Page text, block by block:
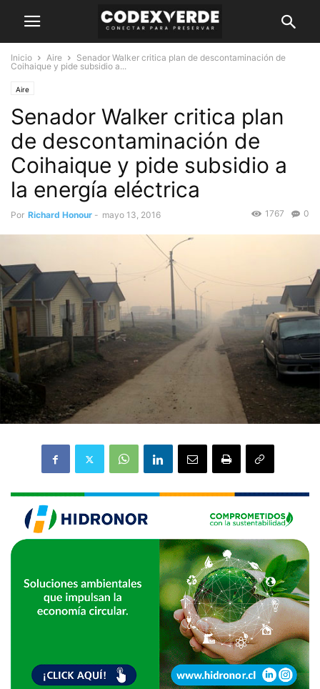
Inicio Aire
Senador Walker critica plan de descontaminación de
Coihaique y pide subsidio a...
Aire
Senador Walker critica plan
de descontaminación de
Coihaique y pide subsidio a
la energía eléctrica
Por Richard Honour - mayo 13, 2016 0
1767